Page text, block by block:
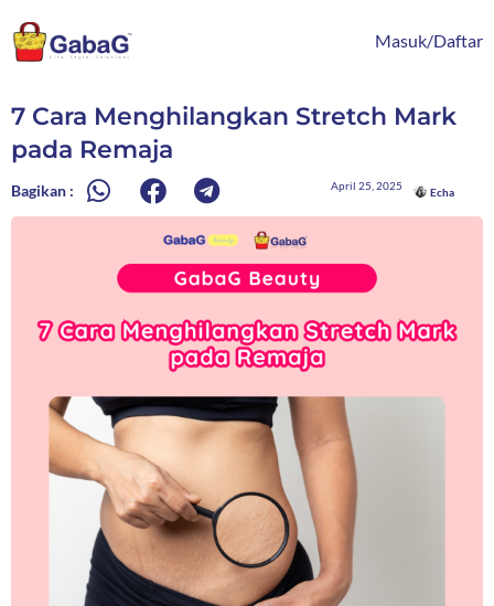
ke
konten
Masuk/Daftar
7 Cara Menghilangkan Stretch Mark
pada Remaja
Bagikan : April 25, 2025
Echa